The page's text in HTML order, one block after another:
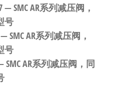
— SMC AR系列减压阀，
号
SMC AR系列减压阀，
号
SMC AR系列减压阀，同